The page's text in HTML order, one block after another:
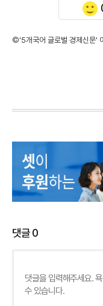
©'5개국어 글로벌 경제신문'
댓글0